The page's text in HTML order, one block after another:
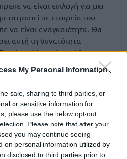
My Personal Information
sale, sharing to third parties, or
or sensitive information for
please use the below opt-out
Please note that after your
you may continue seeing
on personal information utilized by
disclosed to third parties prior to
να είναι επιλογή για μια
σε εταιρεία του
να είναι αναγκαιότητα. Θα
αυτή τη δυνατότητα
Μπορεί το «28ο
να διαδραματίσει ρόλο σε
είναι ένας τομέας στον οποίο
επίσης ένας τομέας όπου
πρόοδος. Και, υπό μία έννοια,
της συμβουλής που έδινε ο
συγγραφείς: «δείξε, μην
Οικονομικών μιας χώρας όπου η